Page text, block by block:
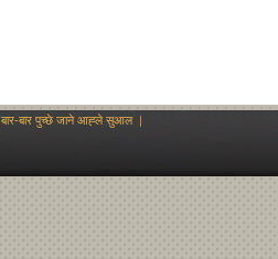
बार-बार पुच्छे जाने आह्‍ले‍ सुआल|